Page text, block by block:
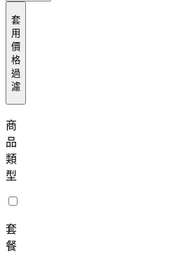
套
用
價
格
過
濾
商
品
類
型
套
餐